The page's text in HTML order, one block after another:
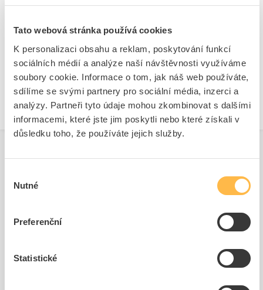
Tato webová stránka používá cookies
K personalizaci obsahu a reklam, poskytování funkcí
sociálních médií a analýze naší návštěvnosti využíváme
soubory cookie. Informace o tom, jak náš web používáte,
sdílíme se svými partnery pro sociální média, inzerci a
analýzy. Partneři tyto údaje mohou zkombinovat s dalšími
informacemi, které jste jim poskytli nebo které získali v
důsledku toho, že používáte jejich služby.
souhlasu
Nutné
Preferenční
Statistické
Materiál
Hliník
GPSR Details
Odpovědnost za produkt +
Adresa: Vyskočilova 1561/4a, 14000 Praha 4, Czech Republic
https://new.abb.com/contact-centers
Související produkty